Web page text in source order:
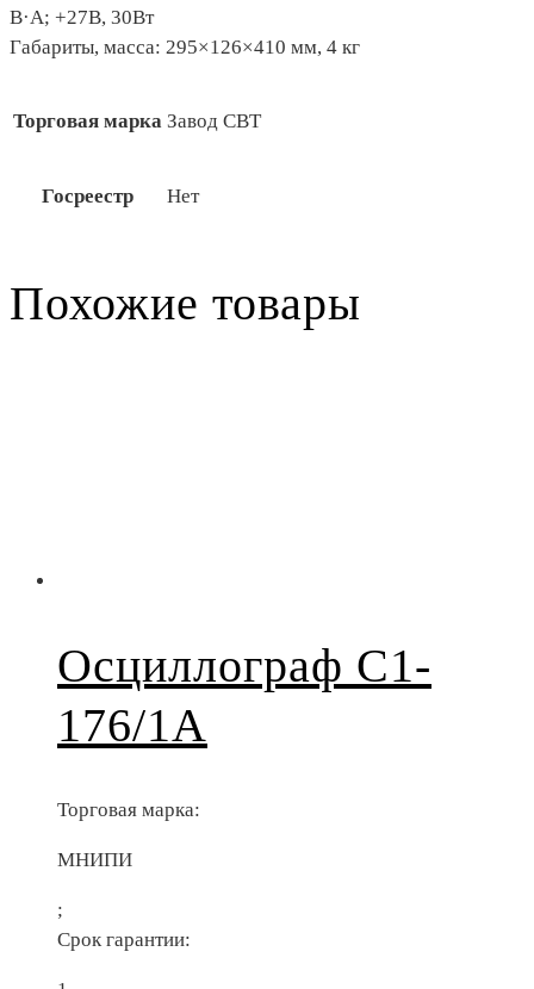
В·А; +27В, 30Вт
Габариты, масса: 295×126×410 мм, 4 кг
Торговая марка Завод СВТ
Госреестр Нет
Похожие товары
Осциллограф С1-
176/1А
Торговая марка:
МНИПИ
;
Срок гарантии: